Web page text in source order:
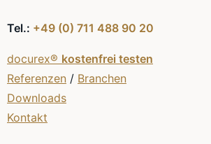
Tel.: +49 (0) 711 488 90 20
docurex® kostenfrei testen
Referenzen / Branchen
Downloads
Kontakt